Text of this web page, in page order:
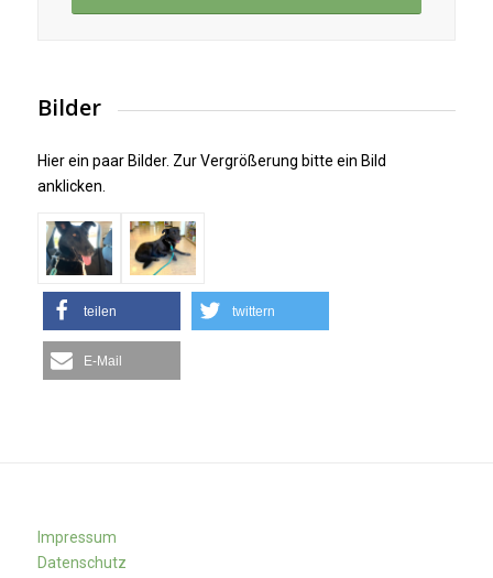
Bilder
Hier ein paar Bilder. Zur Vergrößerung bitte ein Bild
anklicken.
teilen twittern
E-Mail
Impressum
Datenschutz